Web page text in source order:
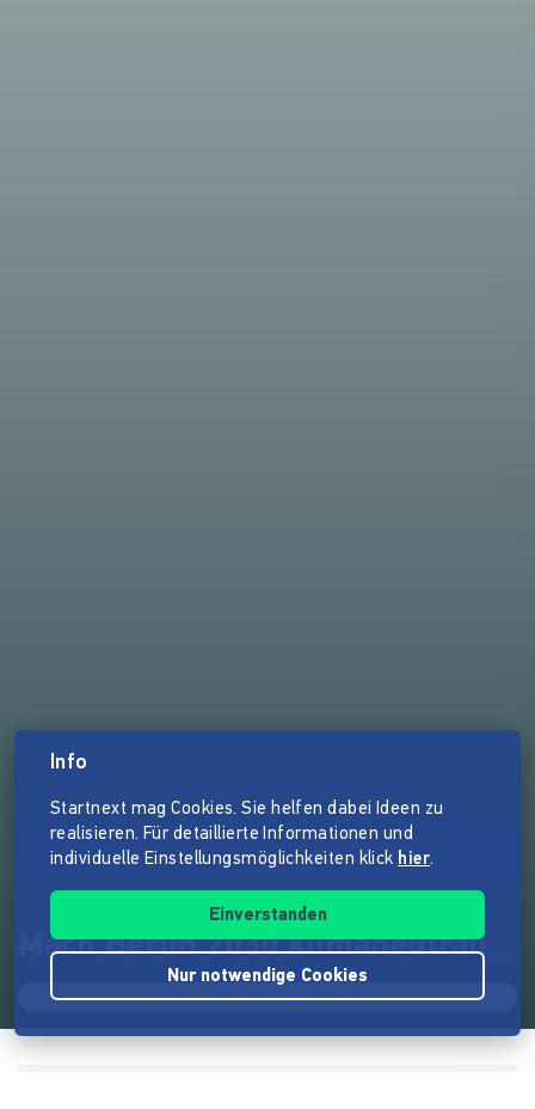
Mach Berlin 2030 klimaneutral!
Info
Startnext mag Cookies. Sie helfen dabei Ideen zu
realisieren. Für detaillierte Informationen und
individuelle Einstellungsmöglichkeiten klick hier.
Einverstanden
Nur notwendige Cookies